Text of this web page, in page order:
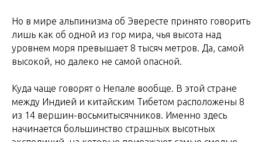
Но в мире альпинизма об Эвересте принято говорить
лишь как об одной из гор мира, чья высота над
уровнем моря превышает 8 тысяч метров. Да, самой
высокой, но далеко не самой опасной.
Куда чаще говорят о Непале вообще. В этой стране
между Индией и китайским Тибетом расположены 8
из 14 вершин-восьмитысячников. Именно здесь
начинается большинство страшных высотных